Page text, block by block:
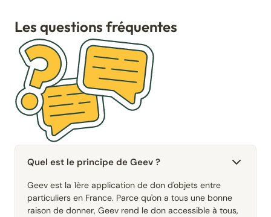
Les questions fréquentes
Quel est le principe de Geev ?
Geev est la 1ère application de don d'objets entre
particuliers en France. Parce qu'on a tous une bonne
raison de donner, Geev rend le don accessible à tous,